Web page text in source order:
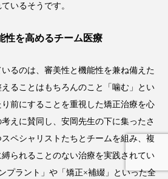
いるそうです。
性を高めるチーム医療
るのは、審美性と機能性を兼ね備えた
ることはもちろんのこと「噛む」とい
前にすることを重視した矯正治療を心
えに賛同し、安岡先生の下に集ったさ
ペシャリストたちとチームを組み、複
られることのない治療を実践されてい
プラント」や「矯正×補綴」といった全